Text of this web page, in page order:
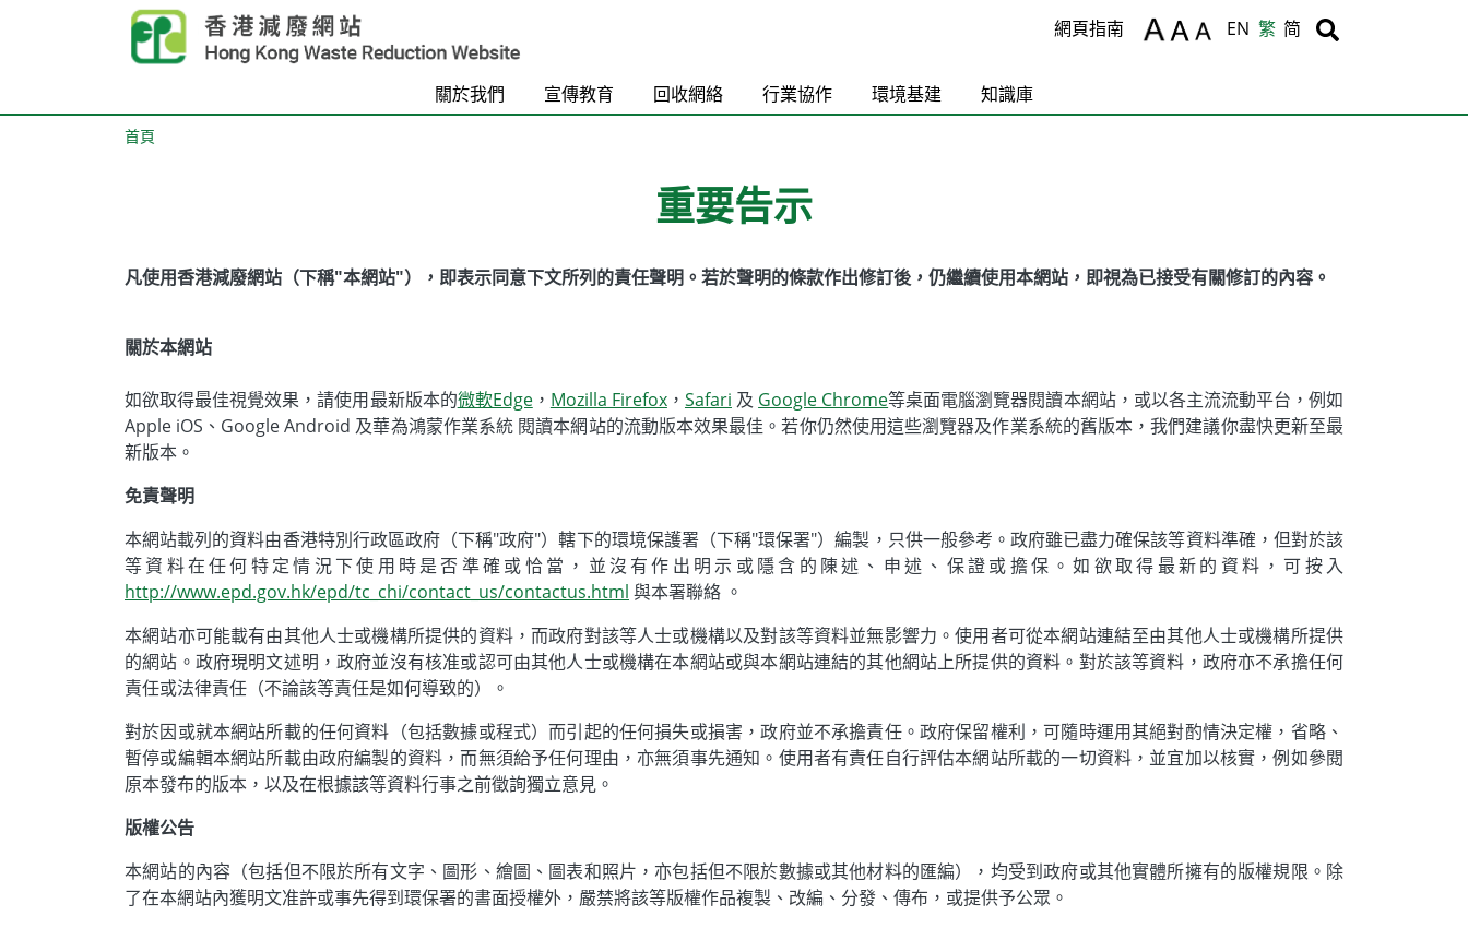
Skip to main content
Body
網頁指南 EN 繁 简 Body
關於我們 宣傳教育 回收網絡 行業協作 環境基建 知識庫
首頁
重要告示
Body
凡使用香港減廢網站（下稱"本網站"），即表示同意下文所列的責任聲明。若於聲明的條款作出修訂後，仍繼續使用本網站，即視為已接受有關修訂的內容。
關於本網站
如欲取得最佳視覺效果，請使用最新版本的微軟Edge， Mozilla Firefox， Safari 及 Google Chrome等桌面電腦瀏覽器閱讀本網站，或以各主流流動平台，例如
Apple iOS、Google Android 及華為鴻蒙作業系統 閱讀本網站的流動版本效果最佳。若你仍然使用這些瀏覽器及作業系統的舊版本，我們建議你盡快更新至最
新版本。
免責聲明
本網站載列的資料由香港特別行政區政府（下稱"政府"）轄下的環境保護署（下稱"環保署"）編製，只供一般參考。政府雖已盡力確保該等資料準確，但對於該
等資料在任何特定情況下使用時是否準確或恰當，並沒有作出明示或隱含的陳述、申述、保證或擔保。如欲取得最新的資料，可按入
http://www.epd.gov.hk/epd/tc_chi/contact_us/contactus.html 與本署聯絡 。
本網站亦可能載有由其他人士或機構所提供的資料，而政府對該等人士或機構以及對該等資料並無影響力。使用者可從本網站連結至由其他人士或機構所提供
的網站。政府現明文述明，政府並沒有核准或認可由其他人士或機構在本網站或與本網站連結的其他網站上所提供的資料。對於該等資料，政府亦不承擔任何
責任或法律責任（不論該等責任是如何導致的）。
對於因或就本網站所載的任何資料（包括數據或程式）而引起的任何損失或損害，政府並不承擔責任。政府保留權利，可隨時運用其絕對酌情決定權，省略、
暫停或編輯本網站所載由政府編製的資料，而無須給予任何理由，亦無須事先通知。使用者有責任自行評估本網站所載的一切資料，並宜加以核實，例如參閱
原本發布的版本，以及在根據該等資料行事之前徵詢獨立意見。
版權公告
本網站的內容（包括但不限於所有文字、圖形、繪圖、圖表和照片，亦包括但不限於數據或其他材料的匯編），均受到政府或其他實體所擁有的版權規限。除
了在本網站內獲明文准許或事先得到環保署的書面授權外，嚴禁將該等版權作品複製、改編、分發、傳布，或提供予公眾。